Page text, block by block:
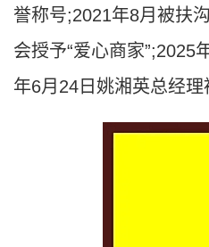
誉称号;2021年8月被扶
会授予“爱心商家”;2025
年6月24日姚湘英总经